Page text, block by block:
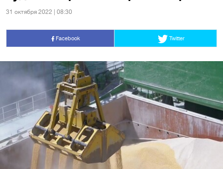
31 октября 2022 | 08:30
Facebook Twitter